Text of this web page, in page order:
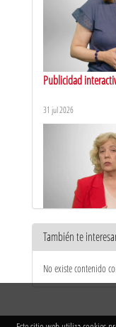
Publicidad
31 jul 2026
Teoría de la
También te
No existe contenido